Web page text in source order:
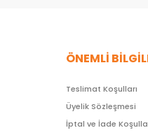
ÖNEMLİ
Teslimat Koşulları
Üyelik Sözleşmesi
İptal ve İade